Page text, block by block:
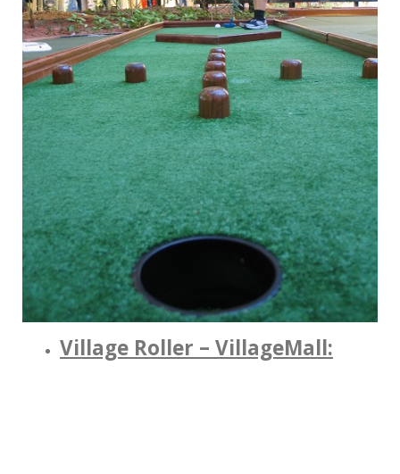
Village Roller – VillageMall: